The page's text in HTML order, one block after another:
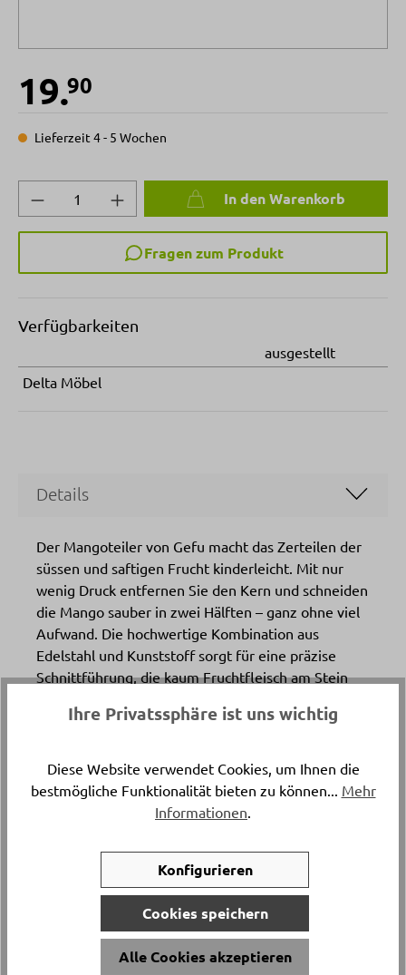
19.90
Lieferzeit 4 - 5 Wochen
Produkt Anzahl: Gib den gewünschten
In den Warenkorb
Fragen zum Produkt
Verfügbarkeiten
ausgestellt
Delta Möbel
Details
Der Mangoteiler von Gefu macht das Zerteilen der
süssen und saftigen Frucht kinderleicht. Mit nur
wenig Druck entfernen Sie den Kern und schneiden
die Mango sauber in zwei Hälften – ganz ohne viel
Aufwand. Die hochwertige Kombination aus
Edelstahl und Kunststoff sorgt für eine präzise
Schnittführung, die kaum Fruchtfleisch am Stein
auch die Hand geschont, was das Schälen zum
praktischen Küchenhelfer bei Delta Möbel in Haag,
Ihrem Partner für Küchenzubehör und ausgesuchte
Versand & Lieferung
Postversand
Ihre Privatssphäre ist uns wichtig
Diese Website verwendet Cookies, um Ihnen die
bestmögliche Funktionalität bieten zu können... Mehr
Informationen
Konfigurieren
Cookies speichern
Alle Cookies akzeptieren